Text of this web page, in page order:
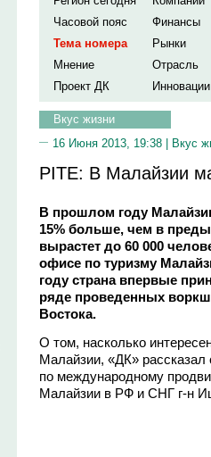
Часовой пояс
Финансы
Тема номера
Рынки
Мнение
Отрасль
Проект ДК
Инновации
Вкус жизни
16 Июня 2013, 19:38 | Вкус
PITE: В Малайзии
В прошлом году
15% больше, чем в
вырастет до 60 000
офисе по туризму
году страна впервые
ряде проведенных
Востока.
О том, насколько
Малайзии, «ДК» рассказал
по международному
Малайзии в РФ и СНГ г-н